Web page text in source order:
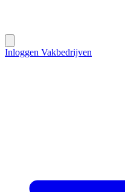
Inloggen Vakbedrijven